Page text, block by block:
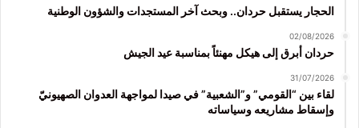
الحجار يستقبل حردان.. وبحث آخر المستجدات والشؤون الوطنية
02/08/2026
حردان أبرق إلى هيكل مهنئاً بمناسبة عيد الجيش
31/07/2026
لقاء بين “القومي” و”الشعبية” في صيدا لمواجهة العدوان الصهيونيّ
وإسقاط مشاريعه وسياساته